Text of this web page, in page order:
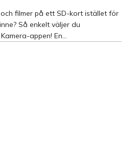
filmer på ett SD-kort istället för
Så enkelt väljer du
lagringsutrymme direkt i Kamera-appen! En...